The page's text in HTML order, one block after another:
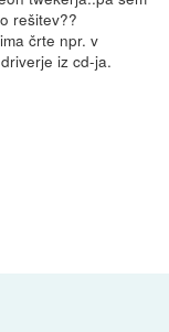
rešitev??
črte npr. v
iz cd-ja.